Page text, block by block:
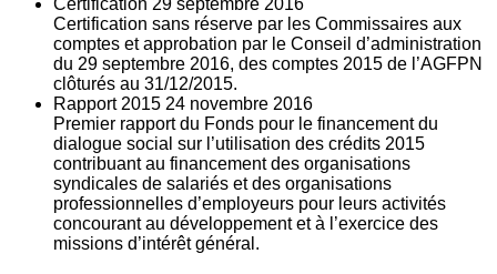
Certification 29 septembre 2016
Certification sans réserve par les Commissaires aux
comptes et approbation par le Conseil d’administration
du 29 septembre 2016, des comptes 2015 de l’AGFPN
clôturés au 31/12/2015.
Rapport 2015 24 novembre 2016
Premier rapport du Fonds pour le financement du
dialogue social sur l’utilisation des crédits 2015
contribuant au financement des organisations
syndicales de salariés et des organisations
professionnelles d’employeurs pour leurs activités
concourant au développement et à l’exercice des
missions d’intérêt général.